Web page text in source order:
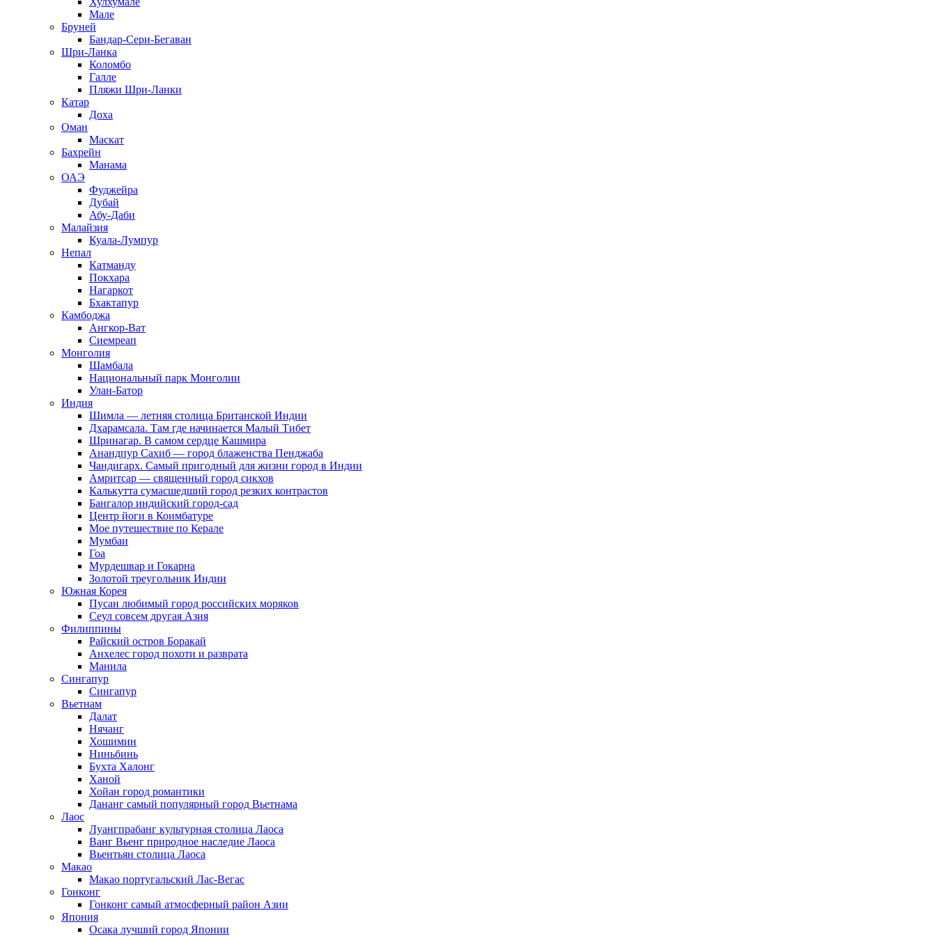
Мале
Бруней
Бандар-Сери-Бегаван
Шри-Ланка
Коломбо
Галле
Пляжи Шри-Ланки
Катар
Доха
Оман
Маскат
Бахрейн
Манама
ОАЭ
Фуджейра
Дубай
Абу-Даби
Малайзия
Куала-Лумпур
Непал
Катманду
Покхара
Нагаркот
Бхактапур
Камбоджа
Ангкор-Ват
Сиемреап
Монголия
Шамбала
Национальный парк Монголии
Улан-Батор
Индия
Шимла — летняя столица Британской Индии
Дхарамсала. Там где начинается Малый Тибет
Шринагар. В самом сердце Кашмира
Анандпур Сахиб — город блаженства Пенджаба
Чандигарх. Самый пригодный для жизни город в Индии
Амритсар — священный город сикхов
Калькутта сумасшедший город резких контрастов
Бангалор индийский город-сад
Центр йоги в Коимбатуре
Мое путешествие по Керале
Мумбаи
Гоа
Мурдешвар и Гокарна
Золотой треугольник Индии
Южная Корея
Пусан любимый город российских моряков
Сеул совсем другая Азия
Филиппины
Райский остров Боракай
Анхелес город похоти и разврата
Манила
Сингапур
Сингапур
Вьетнам
Далат
Нячанг
Хошимин
Ниньбинь
Бухта Халонг
Ханой
Хойан город романтики
Дананг самый популярный город Вьетнама
Лаос
Луангпрабанг культурная столица Лаоса
Ванг Вьенг природное наследие Лаоса
Вьентьян столица Лаоса
Макао
Макао португальский Лас-Вегас
Гонконг
Гонконг самый атмосферный район Азии
Япония
Осака лучший город Японии